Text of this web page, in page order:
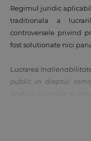
Regimul juridic
traditionala a
controversele privind
fost solutionate nici
Lucrarea
public in dreptul
Romania si in Franta,